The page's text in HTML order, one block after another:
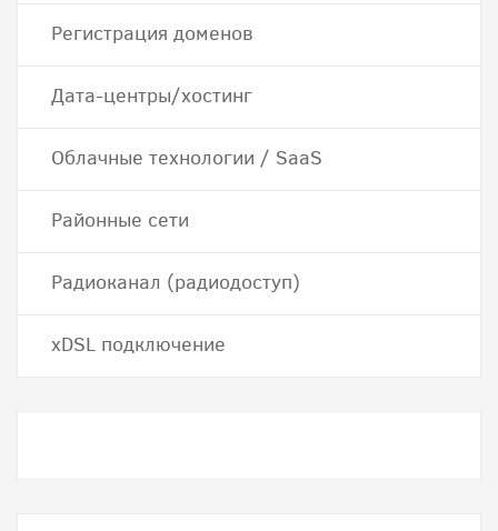
Регистрация доменов
Дата-центры/хостинг
Облачные технологии / SaaS
Районные сети
Радиоканал (радиодоступ)
хDSL подключение